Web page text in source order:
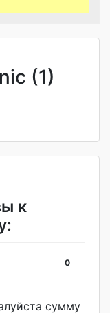
(1)
к
0
сумму